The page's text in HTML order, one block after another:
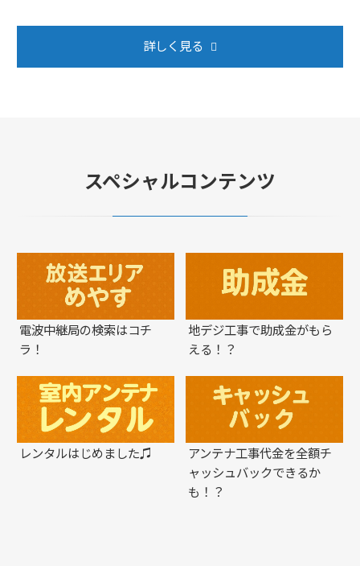
詳しく見る
スペシャルコンテンツ
電波中継局の検索はコチ
ラ！
地デジ工事で助成金がもら
える！？
レンタルはじめました♫
アンテナ工事代金を全額チ
ャッシュバックできるか
も！？